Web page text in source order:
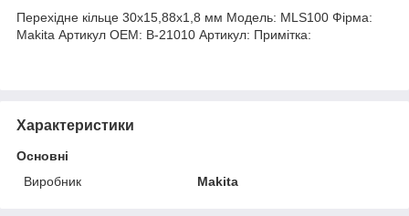
Перехідне кільце 30x15,88x1,8 мм Модель: MLS100 Фірма:
Makita Артикул OEM: B-21010 Артикул: Примітка:
Характеристики
Основні
Виробник
Makita